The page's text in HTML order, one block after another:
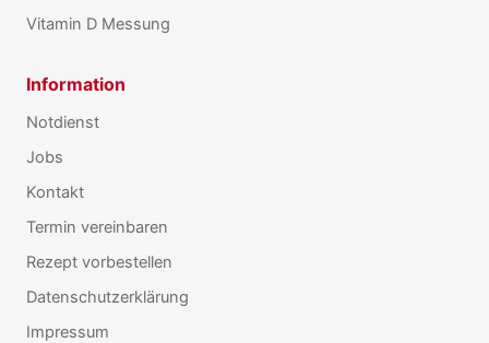
Vitamin D Messung
Information
Notdienst
Jobs
Kontakt
Termin vereinbaren
Rezept vorbestellen
Datenschutzerklärung
Impressum